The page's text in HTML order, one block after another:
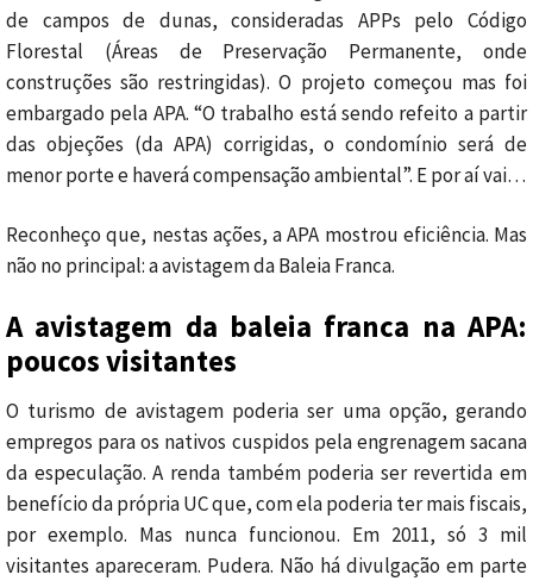
de campos de dunas, consideradas APPs pelo Código
Florestal (Áreas de Preservação Permanente, onde
construções são restringidas). O projeto começou mas foi
embargado pela APA. “O trabalho está sendo refeito a partir
das objeções (da APA) corrigidas, o condomínio será de
menor porte e haverá compensação ambiental”. E por aí vai…
Reconheço que, nestas ações, a APA mostrou eficiência. Mas
não no principal: a avistagem da Baleia Franca.
A avistagem da baleia franca na APA:
poucos visitantes
O turismo de avistagem poderia ser uma opção, gerando
empregos para os nativos cuspidos pela engrenagem sacana
da especulação. A renda também poderia ser revertida em
benefício da própria UC que, com ela poderia ter mais fiscais,
por exemplo. Mas nunca funcionou. Em 2011, só 3 mil
visitantes apareceram. Pudera. Não há divulgação em parte